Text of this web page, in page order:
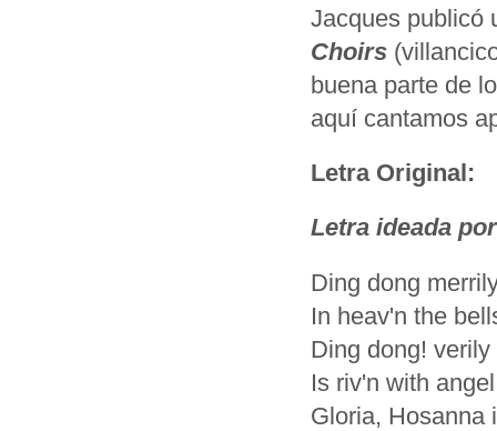
Jacques publicó
Choirs
buena parte de
aquí cantamos
Letra Original:
Letra ideada
Ding dong
In heav'n the
Ding dong!
Is riv'n with
Gloria, Hosanna